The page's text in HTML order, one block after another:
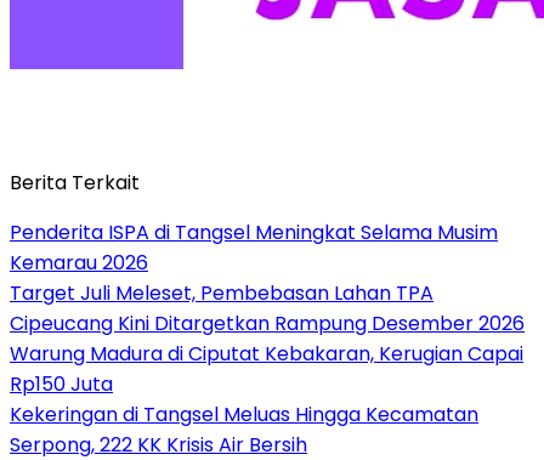
Berita Terkait
Penderita ISPA di Tangsel Meningkat Selama Musim
Kemarau 2026
Target Juli Meleset, Pembebasan Lahan TPA
Cipeucang Kini Ditargetkan Rampung Desember 2026
Warung Madura di Ciputat Kebakaran, Kerugian Capai
Rp150 Juta
Kekeringan di Tangsel Meluas Hingga Kecamatan
Serpong, 222 KK Krisis Air Bersih